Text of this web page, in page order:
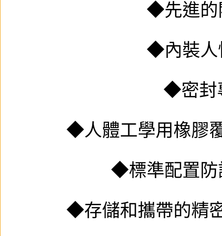
◆先進的
◆內裝人
◆密封
◆人體工學用橡膠
◆標準配置防
◆存儲和攜帶的精